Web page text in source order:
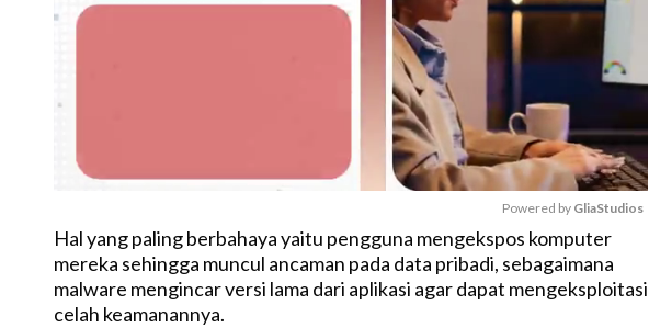
M
u
Powered by GliaStudios
Hal yang paling berbahaya yaitu pengguna mengekspos komputer
mereka sehingga muncul ancaman pada data pribadi, sebagaimana
malware mengincar versi lama dari aplikasi agar dapat mengeksploitasi
celah keamanannya.